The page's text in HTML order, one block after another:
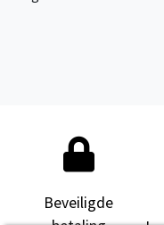
Beveiligde